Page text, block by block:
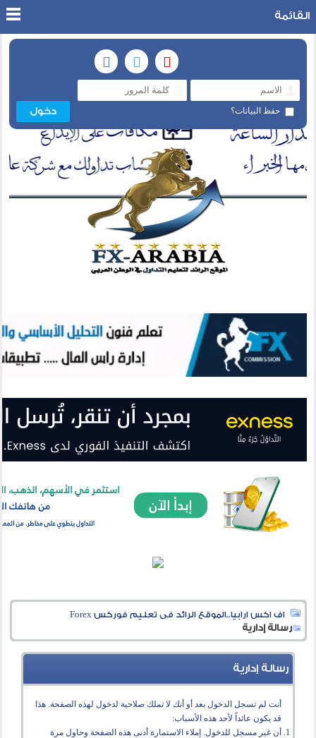
حفظ البيانات؟
القائمة
اف اكس ارابيا..الموقع الرائد فى تعليم فوركس Forex
رسالة إدارية
رسالة إدارية
أنت لم تسجل الدخول بعد أو أنك لا تملك صلاحية لدخول لهذه الصفحة. هذا
قد يكون عائداً لأحد هذه الأسباب:
أن غير مسجل للدخول. إملاء الاستمارة أدنى هذه الصفحة وحاول مرة